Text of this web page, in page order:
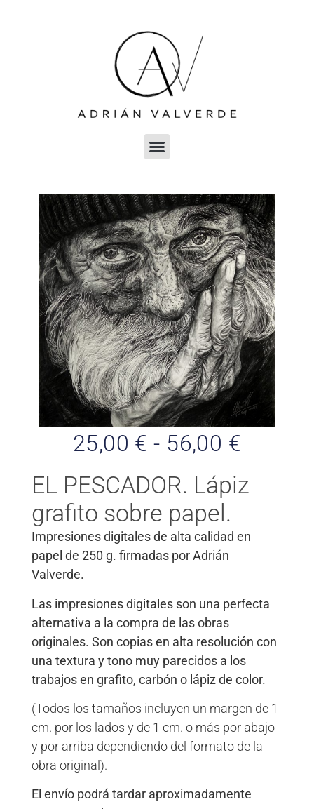
EL PESCADOR. Lápiz
grafito sobre papel.
Impresiones digitales de alta calidad en
papel de 250 g. firmadas por Adrián
Valverde.
Las impresiones digitales son una perfecta
alternativa a la compra de las obras
originales. Son copias en alta resolución con
una textura y tono muy parecidos a los
trabajos en grafito, carbón o lápiz de color.
(Todos los tamaños incluyen un margen de 1
cm. por los lados y de 1 cm. o más por abajo
y por arriba dependiendo del formato de la
obra original).
El envío podrá tardar aproximadamente
25,00 € - 56,00 €